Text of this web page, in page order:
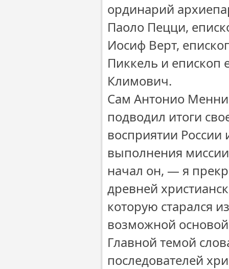
ординарий
Паоло Пецци,
Иосиф Верт,
Пиккель и епископ
Климович.
Сам Антонио
подводил итоги
восприятии России
выполнения
начал он, — я
древней
которую старался
возможной
Главной темой
последователей